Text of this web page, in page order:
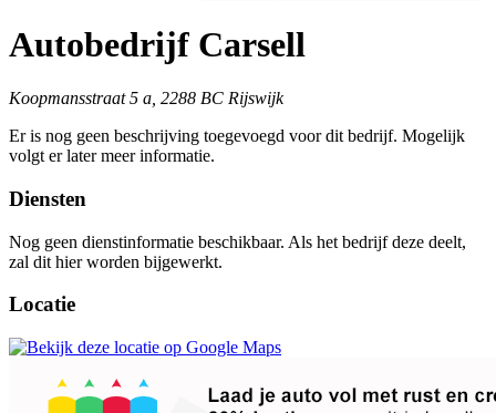
Autobedrijf Carsell
Koopmansstraat 5 a, 2288 BC Rijswijk
Er is nog geen beschrijving toegevoegd voor dit bedrijf. Mogelijk
volgt er later meer informatie.
Diensten
Nog geen dienstinformatie beschikbaar. Als het bedrijf deze deelt,
zal dit hier worden bijgewerkt.
Locatie